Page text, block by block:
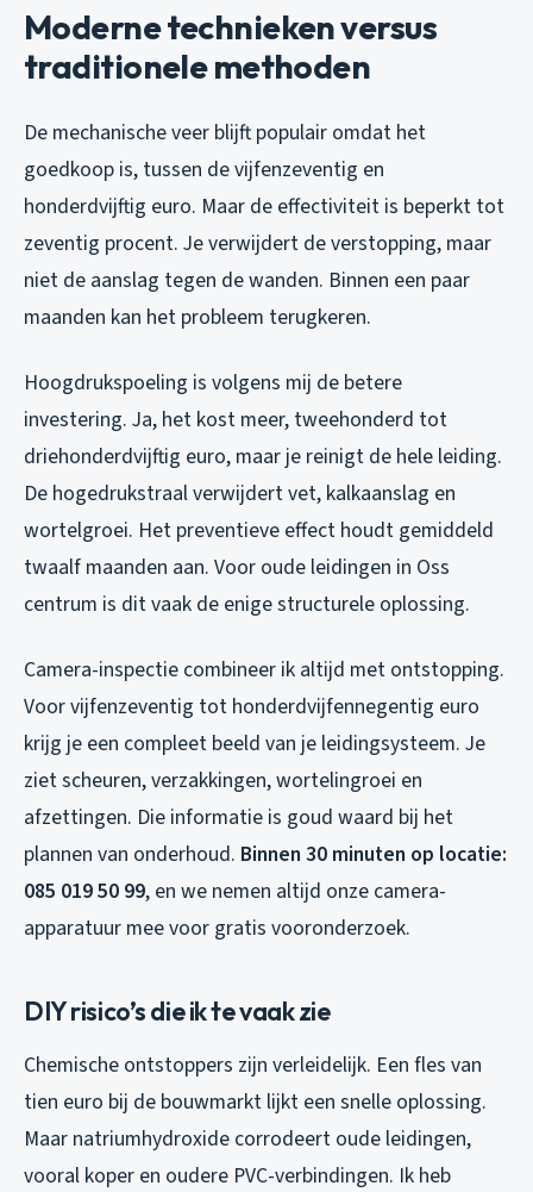
Moderne technieken versus
traditionele methoden
De mechanische veer blijft populair omdat het
goedkoop is, tussen de vijfenzeventig en
honderdvijftig euro. Maar de effectiviteit is beperkt tot
zeventig procent. Je verwijdert de verstopping, maar
niet de aanslag tegen de wanden. Binnen een paar
maanden kan het probleem terugkeren.
Hoogdrukspoeling is volgens mij de betere
investering. Ja, het kost meer, tweehonderd tot
driehonderdvijftig euro, maar je reinigt de hele leiding.
De hogedrukstraal verwijdert vet, kalkaanslag en
wortelgroei. Het preventieve effect houdt gemiddeld
twaalf maanden aan. Voor oude leidingen in Oss
centrum is dit vaak de enige structurele oplossing.
Camera-inspectie combineer ik altijd met ontstopping.
Voor vijfenzeventig tot honderdvijfennegentig euro
krijg je een compleet beeld van je leidingsysteem. Je
ziet scheuren, verzakkingen, wortelingroei en
afzettingen. Die informatie is goud waard bij het
plannen van onderhoud. Binnen 30 minuten op locatie:
085 019 50 99, en we nemen altijd onze camera-
apparatuur mee voor gratis vooronderzoek.
DIY risico’s die ik te vaak zie
Chemische ontstoppers zijn verleidelijk. Een fles van
tien euro bij de bouwmarkt lijkt een snelle oplossing.
Maar natriumhydroxide corrodeert oude leidingen,
vooral koper en oudere PVC-verbindingen. Ik heb